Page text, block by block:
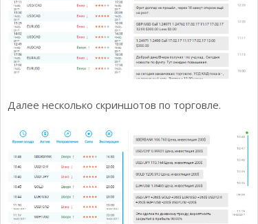
Далее несколько скриншотов по торговле.